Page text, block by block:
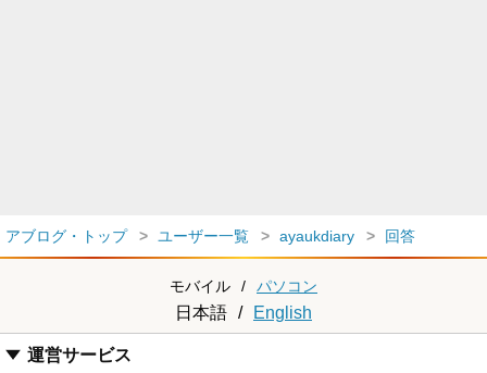
アブログ・トップ ユーザー一覧 ayaukdiary 回答
モバイル / パソコン
日本語 / English
運営サービス